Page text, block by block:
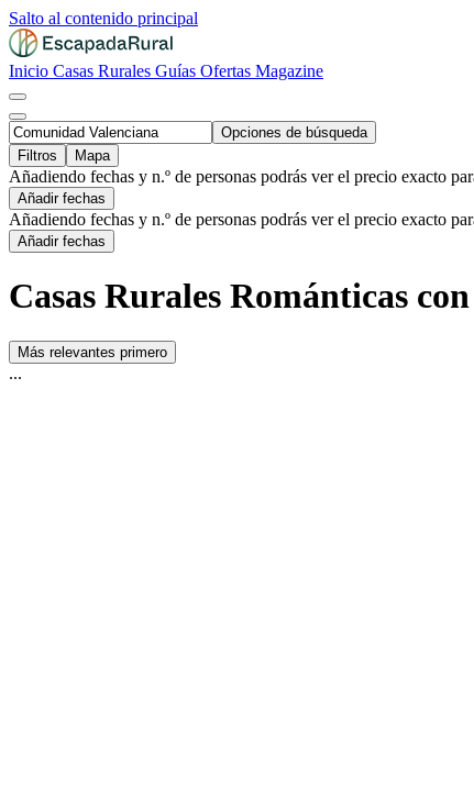
Salto al contenido principal
Inicio Casas Rurales Guías Ofertas Magazine
Opciones de búsqueda
Filtros
Mapa
Añadiendo fechas y n.º de personas podrás ver el precio exacto
Añadir fechas
Añadiendo fechas y n.º de personas podrás ver el precio exacto
Añadir fechas
Casas Rurales Románticas
Más relevantes primero
...